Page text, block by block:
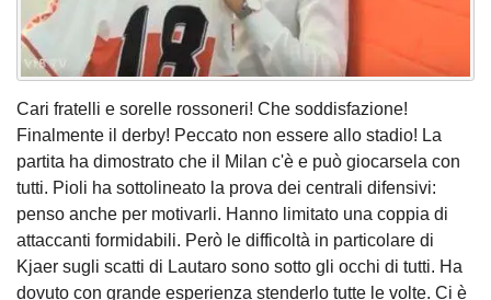
Cari fratelli e sorelle rossoneri! Che soddisfazione!
Finalmente il derby! Peccato non essere allo stadio! La
partita ha dimostrato che il Milan c'è e può giocarsela con
tutti. Pioli ha sottolineato la prova dei centrali difensivi:
penso anche per motivarli. Hanno limitato una coppia di
attaccanti formidabili. Però le difficoltà in particolare di
Kjaer sugli scatti di Lautaro sono sotto gli occhi di tutti. Ha
dovuto con grande esperienza stenderlo tutte le volte. Ci è